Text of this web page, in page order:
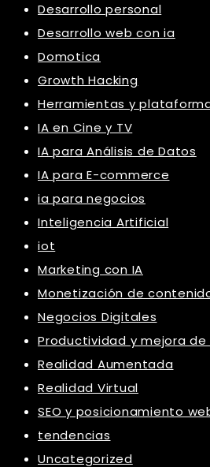
Desarrollo personal
Desarrollo web con ia
Domotica
Growth Hacking
Herramientas y
IA en Cine y TV
IA para Análisis de Datos
IA para E-commerce
ia para negocios
Inteligencia Artificial
iot
Marketing con IA
Monetización de
Negocios Digitales
Productividad y mejora
Realidad Aumentada
Realidad Virtual
SEO y posicionamiento
tendencias
Uncategorized